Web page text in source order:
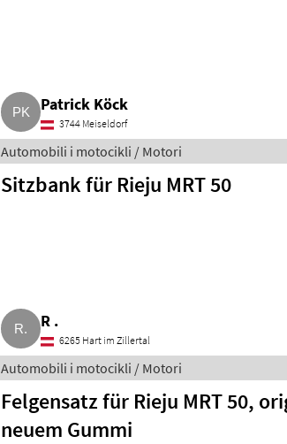
Patrick Köck
3744 Meiseldorf
Automobili i motocikli / Motori
Sitzbank für Rieju MRT 50
R .
6265 Hart im Zillertal
Automobili i motocikli / Motori
Felgensatz für Rieju MRT 50,
neuem Gummi